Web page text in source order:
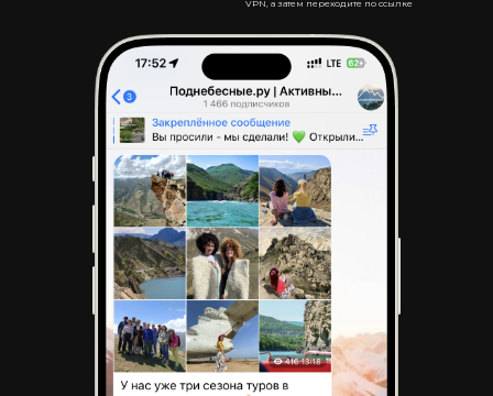
VPN, а затем переходите по ссылке